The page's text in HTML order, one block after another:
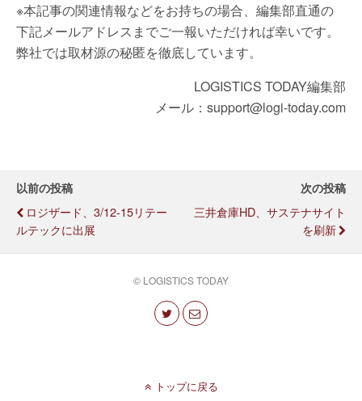
※本記事の関連情報などをお持ちの場合、編集部直通の
下記メールアドレスまでご一報いただければ幸いです。
弊社では取材源の秘匿を徹底しています。
LOGISTICS TODAY編集部
メール：support@logi-today.com
以前の投稿
ロジザード、3/12-15リテー
ルテックに出展
次の投稿
三井倉庫HD、サステナサイト
を刷新
© LOGISTICS TODAY
トップに戻る